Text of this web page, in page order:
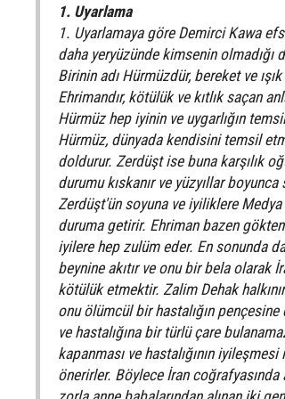
1. Uyarlama
1. Uyarlamaya göre Demirci Kawa
daha yeryüzünde kimsenin olmadığı
Birinin adı Hürmüzdür, bereket ve
Ehrimandır, kötülük ve kıtlık saçan
Hürmüz hep iyinin ve uygarlığın
Hürmüz, dünyada kendisini temsil
doldurur. Zerdüşt ise buna karşılık
durumu kıskanır ve yüzyıllar
Zerdüşt'ün soyuna ve iyiliklere
duruma getirir. Ehriman bazen gökten
iyilere hep zulüm eder. En sonunda
beynine akıtır ve onu bir bela olarak
kötülük etmektir. Zalim Dehak
onu ölümcül bir hastalığın
ve hastalığına bir türlü çare
kapanması ve hastalığının
önerirler. Böylece İran